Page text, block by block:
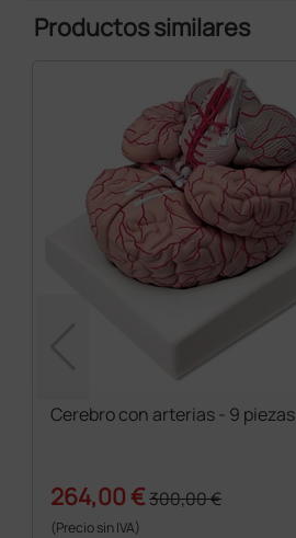
Productos similares
Cerebro con arterias - 9 piezas
264,00 €300,00 €
(Precio sin IVA)